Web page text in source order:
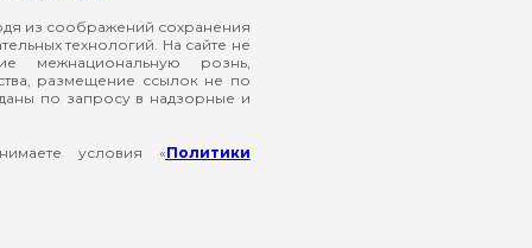
из соображений сохранения
технологий. На сайте не
межнациональную рознь,
размещение ссылок не по
по запросу в надзорные и
условия «Политики